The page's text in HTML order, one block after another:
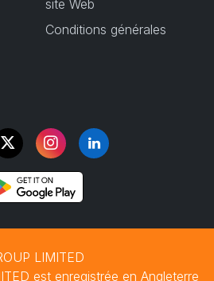
site Web
Conditions générales
LIMITED
est enregistrée en Angleterre